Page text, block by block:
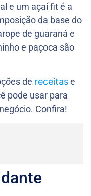
e um açaí fit é a
da base do
de guaraná e
e paçoca são
de receitase
pode usar para
Confira!